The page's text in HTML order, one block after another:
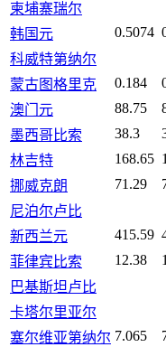
柬埔寨瑞尔
韩国元
0.5074
科威特第纳尔
蒙古图格里克
0.184
澳门元
88.75
墨西哥比索
38.3
林吉特
168.65
挪威克朗
71.29
尼泊尔卢比
新西兰元
415.59
菲律宾比索
12.38
巴基斯坦卢比
卡塔尔里亚尔
塞尔维亚第纳尔 7.065